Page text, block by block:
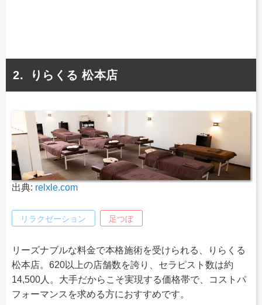
りらくる 松本店
出典: relxle.com
リラクゼーション 足つぼ
リーズナブルな料金で本格施術を受けられる、りらくる
松本店。620以上の店舗数を誇り、セラピスト数は約
14,500人。大手だからこそ実現する価格帯で、コストパ
フォーマンスを求める方におすすめです。